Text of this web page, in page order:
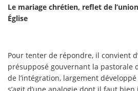
Le mariage chrétien, reflet de
Église
Pour tenter de répondre, il convient
présupposé gouvernant la pastorale
de l’intégration, largement
s’agit d’une analogie dont il faut